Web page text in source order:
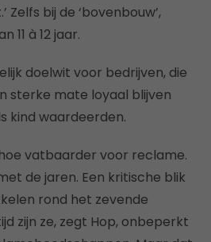
Zelfs bij de ‘bovenbouw’,
11 à 12 jaar.
doelwit voor bedrijven, die
sterke mate loyaal blijven
kind waardeerden.
vatbaarder voor reclame.
de jaren. Een kritische blik
rond het zevende
zijn ze, zegt Hop, onbeperkt